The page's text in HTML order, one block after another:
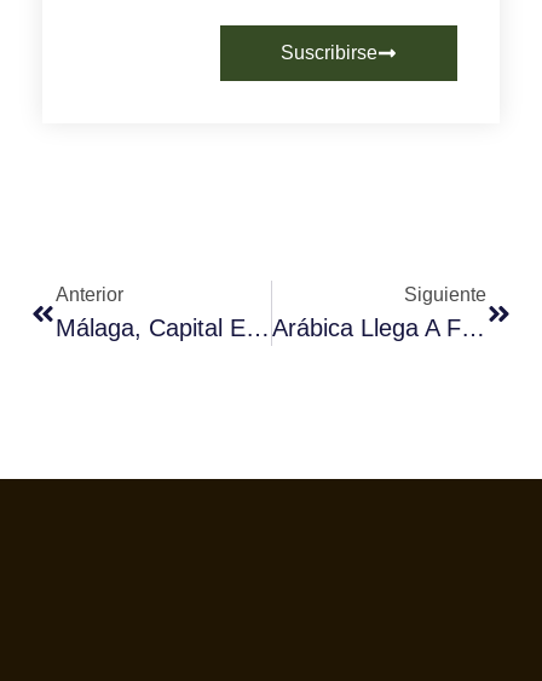
Suscribirse
Anterior
Málaga, Capital Española Del Café.
Siguiente
Arábica Llega A Fórum Café.